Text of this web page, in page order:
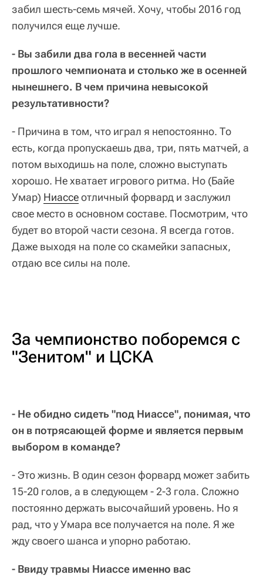
забил шесть-семь мячей. Хочу, чтобы 2016 год
получился еще лучше.
- Вы забили два гола в весенней части
прошлого чемпионата и столько же в осенней
нынешнего. В чем причина невысокой
результативности?
- Причина в том, что играл я непостоянно. То
есть, когда пропускаешь два, три, пять матчей, а
потом выходишь на поле, сложно выступать
хорошо. Не хватает игрового ритма. Но (Байе
Умар) Ниассеотличный форвард и заслужил
свое место в основном составе. Посмотрим, что
будет во второй части сезона. Я всегда готов.
Даже выходя на поле со скамейки запасных,
отдаю все силы на поле.
За чемпионство поборемся с
"Зенитом" и ЦСКА
- Не обидно сидеть "под Ниассе", понимая, что
он в потрясающей форме и является первым
выбором в команде?
- Это жизнь. В один сезон форвард может забить
15-20 голов, а в следующем - 2-3 гола. Сложно
постоянно держать высочайший уровень. Но я
рад, что у Умара все получается на поле. Я же
жду своего шанса и упорно работаю.
- Ввиду травмы Ниассе именно вас